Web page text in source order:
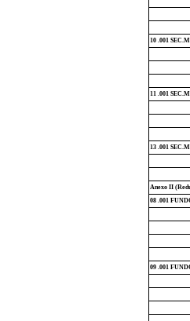
10 .001
11 .001
13 .001
Anexo II
08 .001
09 .001